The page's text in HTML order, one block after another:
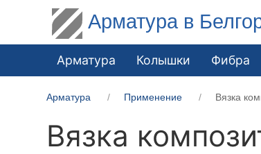
Арматура в
Арматура Колышки Фибра
Арматура Применение Вязка
Вязка